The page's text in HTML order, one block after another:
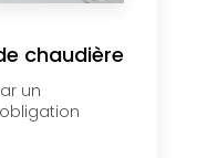
chaudière
un